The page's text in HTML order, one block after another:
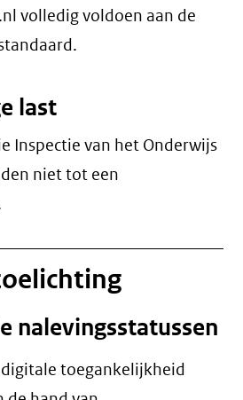
volledig voldoen aan de
last
Inspectie van het Onderwijs
niet tot een
nalevingsstatussen
toegankelijkheid